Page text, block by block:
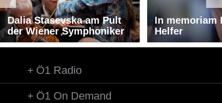
Dalia Stasevska am Pult
der Wiener Symphoniker
In memoriam
Helfer
Ö1 Radio
Ö1 On Demand